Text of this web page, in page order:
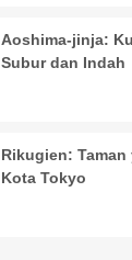
Aoshima-jinja:
Subur dan Indah
Rikugien:
Kota Tokyo